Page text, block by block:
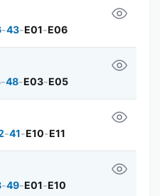
-43-E01-E06
-48-E03-E05
-41-E10-E11
-49-E01-E10